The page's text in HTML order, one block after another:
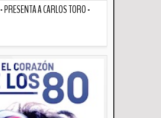
PRESENTA A CARLOS TORO -